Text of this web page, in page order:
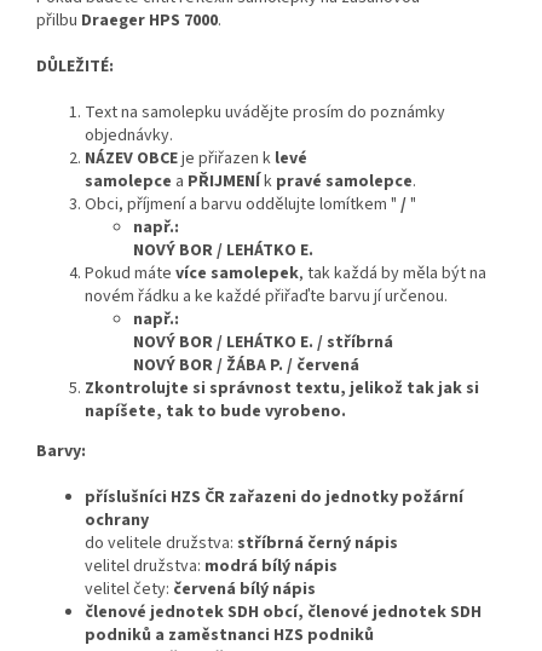
přilbu Draeger HPS 7000.
DŮLEŽITÉ:
Text na samolepku uvádějte prosím do poznámky
objednávky.
NÁZEV OBCEje přiřazen k levé
samolepce a PŘIJMENÍk pravé samolepce.
Obci, příjmení a barvu oddělujte lomítkem " /"
např.:
NOVÝ BOR/ LEHÁTKO E.
Pokud máte více samolepek, tak každá by měla být na
novém řádku a ke každé přiřaďte barvu jí určenou.
např.:
NOVÝ BOR/ LEHÁTKO E. / stříbrná
NOVÝ BOR/ ŽÁBA P. / červená
Zkontrolujte si správnost textu, jelikož tak jak si
napíšete, tak to bude vyrobeno.
Barvy:
příslušníci HZS ČR zařazeni do jednotky požární
ochrany
do velitele družstva: stříbrná černý nápis
velitel družstva: modrá bílý nápis
velitel čety: červená bílý nápis
členové jednotek SDH obcí, členové jednotek SDH
podniků a zaměstnanci HZS podniků